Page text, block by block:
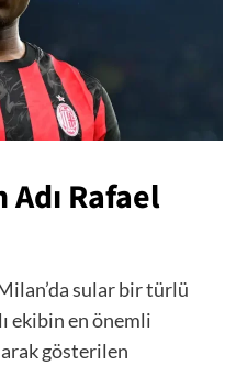
Rafael
sular bir türlü
ekibin en önemli
gösterilen